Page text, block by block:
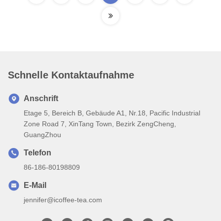
Schnelle Kontaktaufnahme
Anschrift
Etage 5, Bereich B, Gebäude A1, Nr.18, Pacific Industrial
Zone Road 7, XinTang Town, Bezirk ZengCheng,
GuangZhou
Telefon
86-186-80198809
E-Mail
jennifer@icoffee-tea.com